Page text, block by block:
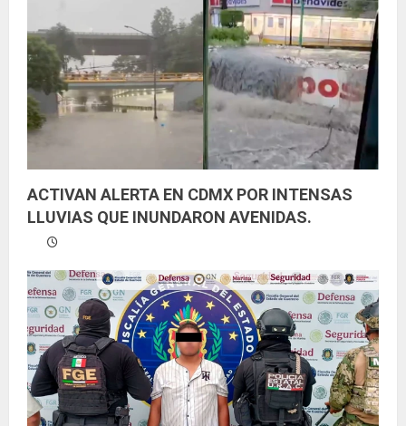
n
d
o
ACTIVAN ALERTA EN CDMX POR INTENSAS
LLUVIAS QUE INUNDARON AVENIDAS.